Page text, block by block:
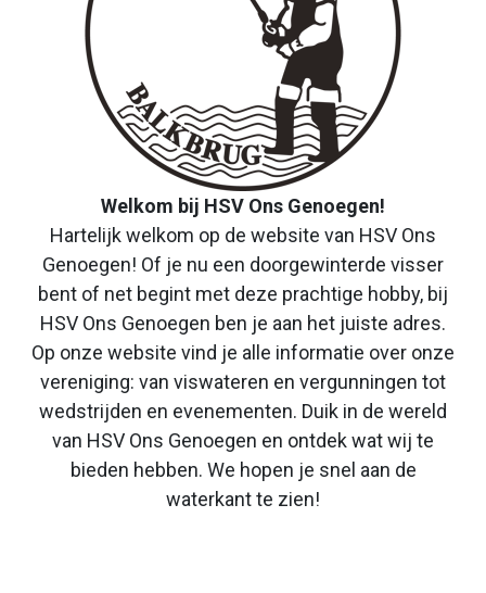
Welkom bij HSV Ons Genoegen!
Hartelijk welkom op de website van HSV Ons
Genoegen! Of je nu een doorgewinterde visser
bent of net begint met deze prachtige hobby, bij
HSV Ons Genoegen ben je aan het juiste adres.
Op onze website vind je alle informatie over onze
vereniging: van viswateren en vergunningen tot
wedstrijden en evenementen. Duik in de wereld
van HSV Ons Genoegen en ontdek wat wij te
bieden hebben. We hopen je snel aan de
waterkant te zien!